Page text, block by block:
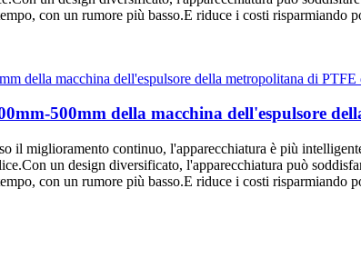
con un rumore più basso.E riduce i costi risparmiando
500mm della macchina dell'espulsore
il miglioramento continuo, l'apparecchiatura è più
un design diversificato, l'apparecchiatura può
con un rumore più basso.E riduce i costi risparmiando